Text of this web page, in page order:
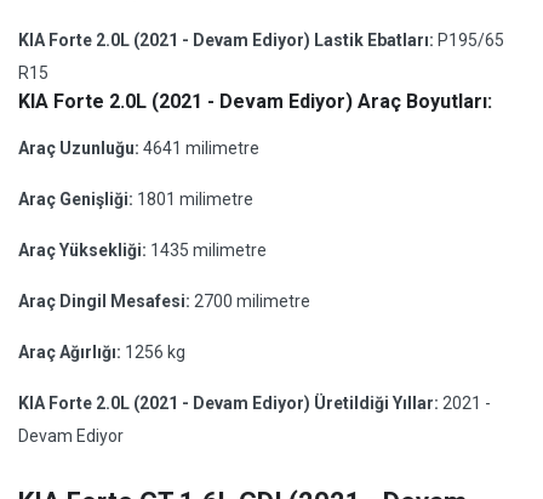
KIA Forte 2.0L (2021 - Devam Ediyor) Lastik Ebatları: P195/65
R15
KIA Forte 2.0L (2021 - Devam Ediyor) Araç Boyutları:
Araç Uzunluğu: 4641 milimetre
Araç Genişliği: 1801 milimetre
Araç Yüksekliği: 1435 milimetre
Araç Dingil Mesafesi: 2700 milimetre
Araç Ağırlığı: 1256 kg
KIA Forte 2.0L (2021 - Devam Ediyor) Üretildiği Yıllar: 2021 -
Devam Ediyor